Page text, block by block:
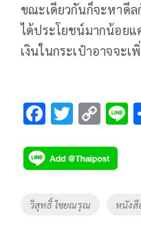
ขณะเดียวกันก็จะหาดี
ได้ประโยชน์มากน้อย
เงินในกระเป๋าอาจจะเ
F
e
b
o
T
tt
er
C
p
y
Li
Tags
วิสุทธิ์ ไชยณรุณ หนัง